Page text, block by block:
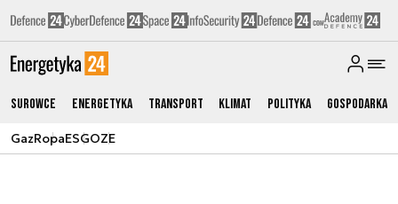
Surowce Energetyka Transport Klimat Polityka Gospodarka
GazRopaESGOZE